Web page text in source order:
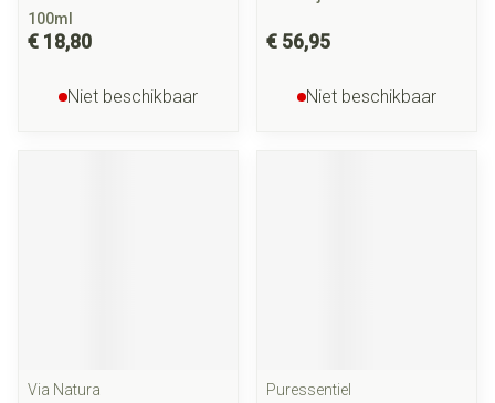
100ml
€ 18,80
Niet beschikbaar
€ 56,95
Niet beschikbaar
Via Natura
Puressentiel